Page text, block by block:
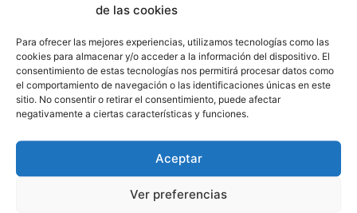
de las cookies
Para ofrecer las mejores experiencias, utilizamos tecnologías como las
cookies para almacenar y/o acceder a la información del dispositivo. El
consentimiento de estas tecnologías nos permitirá procesar datos como
el comportamiento de navegación o las identificaciones únicas en este
sitio. No consentir o retirar el consentimiento, puede afectar
negativamente a ciertas características y funciones.
Aceptar
Ver preferencias
debate del cangrejo azul llega a Tarifa